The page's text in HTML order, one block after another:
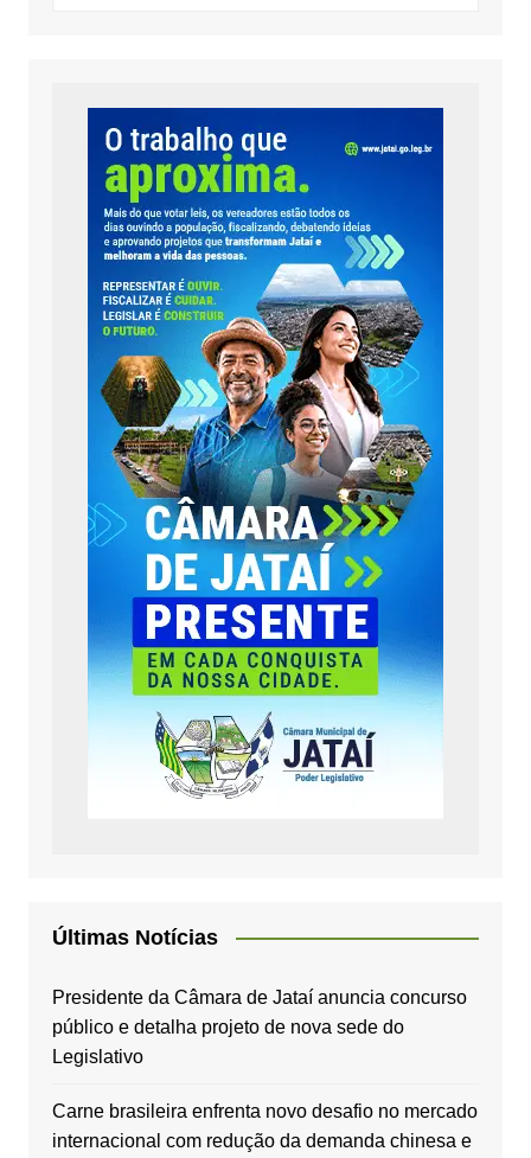
Últimas Notícias
Presidente da Câmara de Jataí anuncia concurso
público e detalha projeto de nova sede do
Legislativo
Carne brasileira enfrenta novo desafio no mercado
internacional com redução da demanda chinesa e